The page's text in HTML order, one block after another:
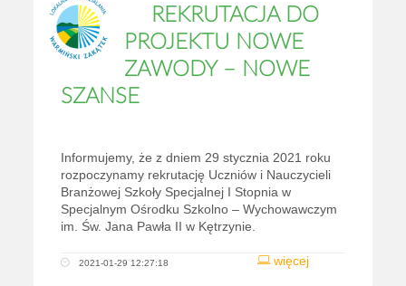
REKRUTACJA DO
PROJEKTU NOWE
ZAWODY – NOWE
SZANSE
Informujemy, że z dniem 29 stycznia 2021 roku
rozpoczynamy rekrutację Uczniów i Nauczycieli
Branżowej Szkoły Specjalnej I Stopnia w
Specjalnym Ośrodku Szkolno – Wychowawczym
im. Św. Jana Pawła II w Kętrzynie.
więcej
2021-01-29 12:27:18